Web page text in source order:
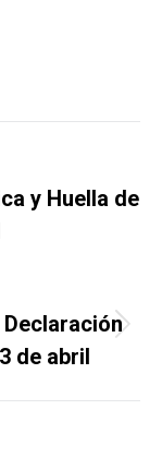
y Huella de
de abril